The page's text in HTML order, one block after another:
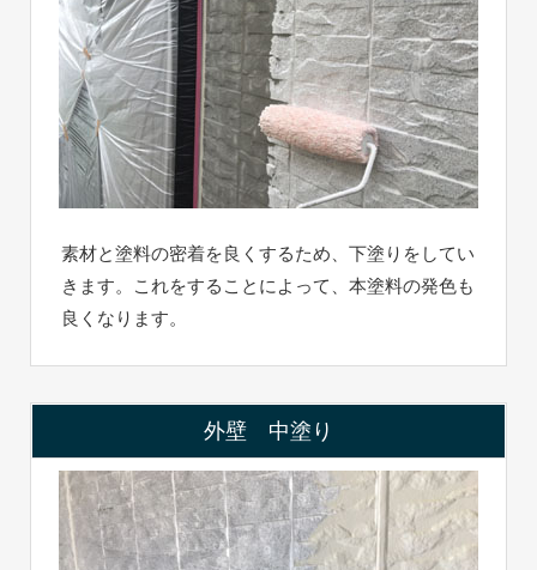
素材と塗料の密着を良くするため、下塗りをしてい
きます。これをすることによって、本塗料の発色も
良くなります。
外壁 中塗り